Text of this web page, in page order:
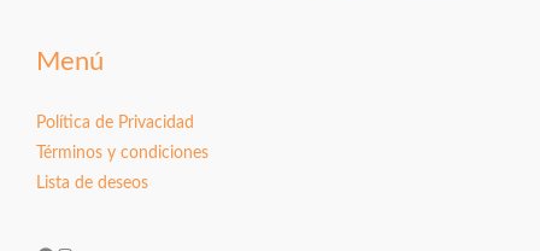
Menú
Política de Privacidad
Términos y condiciones
Lista de deseos